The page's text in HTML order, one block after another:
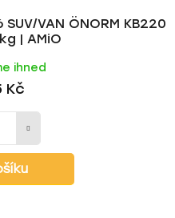
VAN ÖNORM KB220
| AMiO
ihned
Kč